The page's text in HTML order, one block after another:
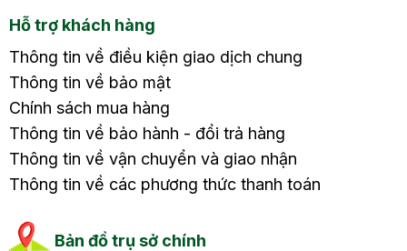
Hỗ trợ khách hàng
Thông tin về điều kiện giao dịch chung
Thông tin về bảo mật
Chính sách mua hàng
Thông tin về bảo hành - đổi trả hàng
Thông tin về vận chuyển và giao nhận
Thông tin về các phương thức thanh toán
Bản đồ trụ sở chính